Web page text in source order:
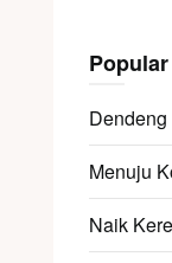
Menuju
Naik